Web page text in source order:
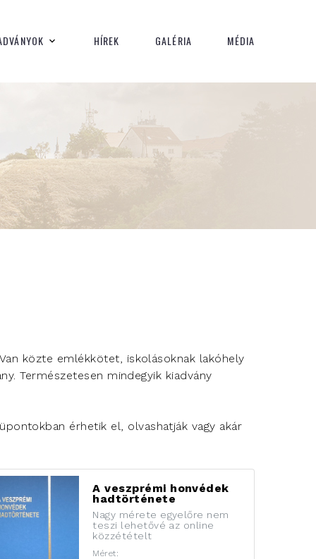
HÍREK GALÉRIA MÉDIA
közte emlékkötet, iskolásoknak lakóhely
Természetesen mindegyik kiadvány
érhetik el, olvashatják vagy akár
A veszprémi honvédek
hadtörténete
Nagy mérete egyelőre nem
teszi lehetővé az online
közzétételt
Méret: